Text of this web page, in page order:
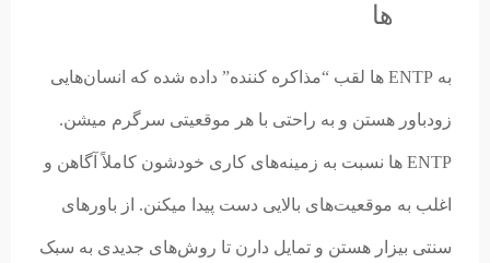
ها
به ENTP ها لقب “مذاکره کننده” داده شده که انسان‌هایی
زودباور هستن و به راحتی با هر موقعیتی سرگرم میشن.
ENTP ها نسبت به زمینه‌های کاری خودشون کاملاً آگاهن و
اغلب به موقعیت‌های بالایی دست پیدا میکنن. از باورهای
سنتی بیزار هستن و تمایل دارن تا روش‌های جدیدی به سبک